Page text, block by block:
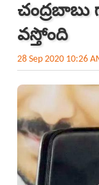
చంద్రబాబు
వస్తోంది
28 Sep 2020 10:26